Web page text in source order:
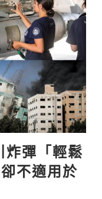
炸彈「輕鬆
不適用於